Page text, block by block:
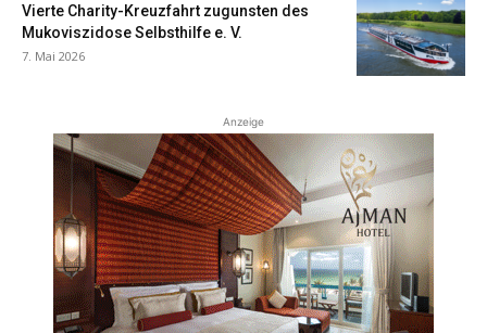
Vierte Charity-Kreuzfahrt zugunsten des
Mukoviszidose Selbsthilfe e. V.
7. Mai 2026
Anzeige